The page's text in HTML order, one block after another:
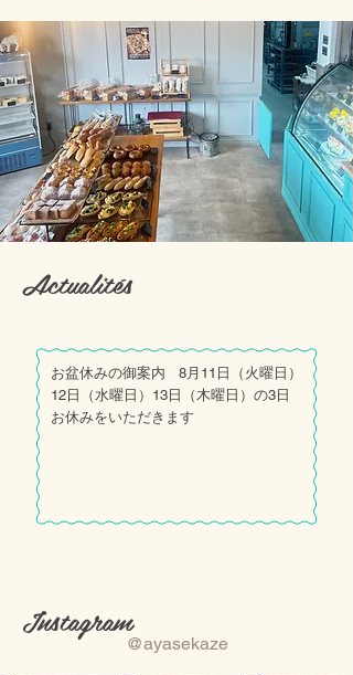
Actualités
​お盆休みの御案内 8月11日（火曜日）
12日（水曜日）13日（木曜日）の3日
お休みをいただきます
@ayasekaze
Instagram